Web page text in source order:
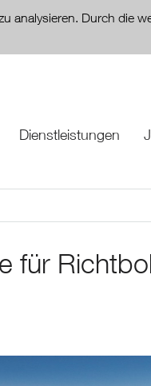
analysieren. Durch die
Dienstleistungen
für